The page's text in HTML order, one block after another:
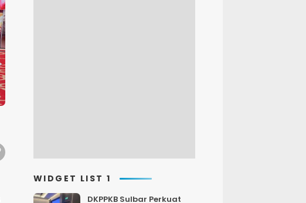
WIDGET LIST 1
DKPPKB Sulbar Perkuat